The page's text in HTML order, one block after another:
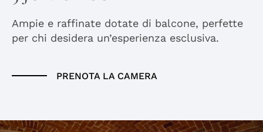
Ampie e raffinate dotate di balcone, perfette
per chi desidera un’esperienza esclusiva.
PRENOTA LA CAMERA